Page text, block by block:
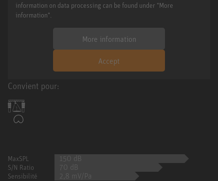
information on data processing can be found under "More
information".
More information
Accept
Convient pour:
MaxSPL 150 dB
S/N Ratio 70 dB
Sensibilité 2,8 mV/Pa